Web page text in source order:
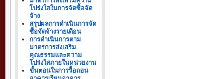
โปร่งใสในการจัดซื้อจัด
จ้าง
สรุปผลการดำเนินการจัด
ซื้อจัดจ้างรายเดือน
การดำเนินการตาม
มาตรการส่งเสริม
คุณธรรมและความ
โปร่งใสภายในหน่วยงาน
ขั้นตอนในการรื้อถอน